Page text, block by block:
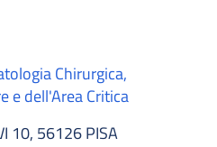
Chirurgica,
e dell'Area Critica
10, 56126 PISA